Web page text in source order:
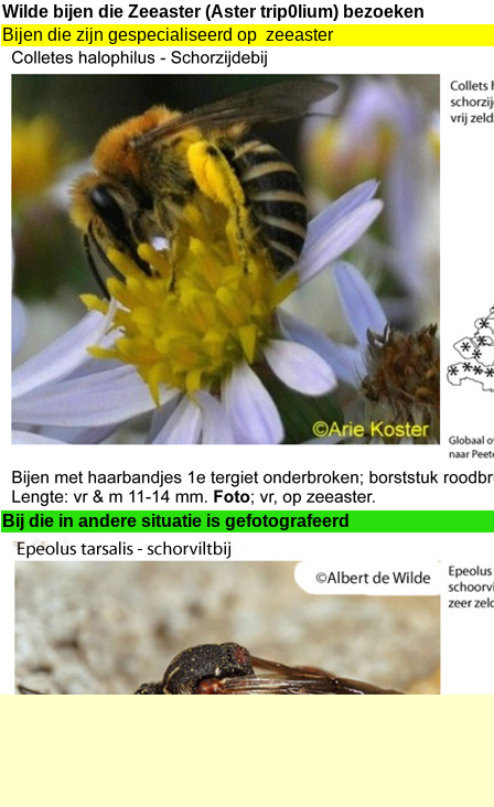
Wilde bijen die Zeeaster (Aster trip0lium) bezoeken
Bijen die zijn gespecialiseerd op zeeaster
Bij die in andere situatie is gefotografeerd